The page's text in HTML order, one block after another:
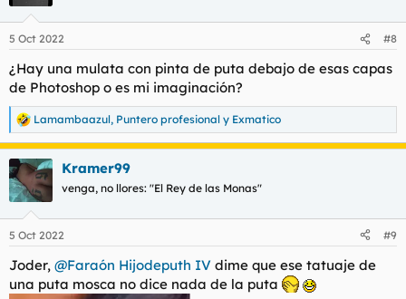
e
:
5 Oct 2022 #8
¿Hay una mulata con pinta de puta debajo de esas capas
de Photoshop o es mi imaginación?
R
e
a
c
c
i
e
:
Lamambaazul, Puntero profesional y Exmatico
Kramer99
venga, no llores: "El Rey de las Monas"
5 Oct 2022 #9
Joder, @Faraón Hijodeputh IV dime que ese tatuaje de
una puta mosca no dice nada de la puta